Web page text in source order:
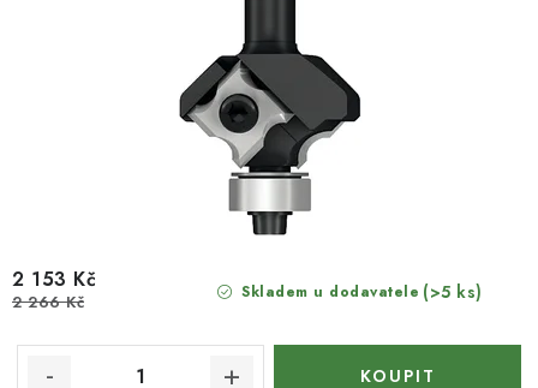
Skladem u dodavatele (>5 ks)
2 153 Kč
2 266 Kč